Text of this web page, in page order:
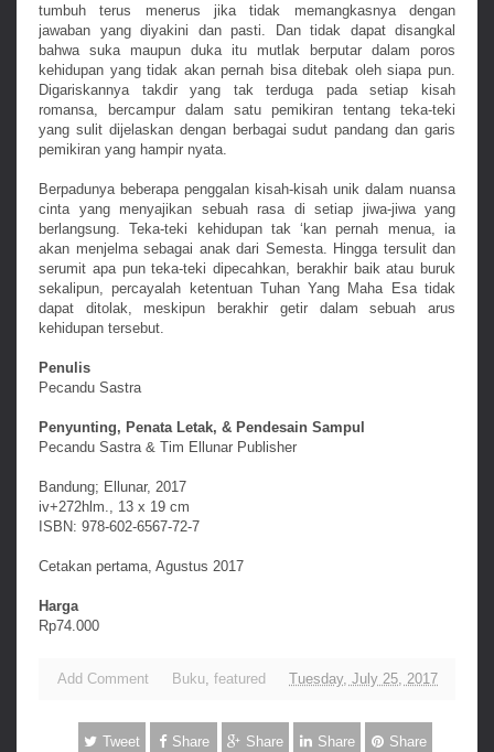
tumbuh terus menerus jika tidak memangkasnya dengan
jawaban yang diyakini dan pasti. Dan tidak dapat disangkal
bahwa suka maupun duka itu mutlak berputar dalam poros
kehidupan yang tidak akan pernah bisa ditebak oleh siapa pun.
Digariskannya takdir yang tak terduga pada setiap kisah
romansa, bercampur dalam satu pemikiran tentang teka-teki
yang sulit dijelaskan dengan berbagai sudut pandang dan garis
pemikiran yang hampir nyata.
Berpadunya beberapa penggalan kisah-kisah unik dalam nuansa
cinta yang menyajikan sebuah rasa di setiap jiwa-jiwa yang
berlangsung. Teka-teki kehidupan tak ‘kan pernah menua, ia
akan menjelma sebagai anak dari Semesta. Hingga tersulit dan
serumit apa pun teka-teki dipecahkan, berakhir baik atau buruk
sekalipun, percayalah ketentuan Tuhan Yang Maha Esa tidak
dapat ditolak, meskipun berakhir getir dalam sebuah arus
kehidupan tersebut.
Penulis
Pecandu Sastra
Penyunting, Penata Letak, & Pendesain Sampul
Pecandu Sastra & Tim Ellunar Publisher
Bandung; Ellunar, 2017
iv+272hlm., 13 x 19 cm
ISBN: 978-602-6567-72-7
Cetakan pertama, Agustus 2017
Harga
Rp74.000
Add Comment Buku featured Tuesday, July 25, 2017
Tweet Share Share Share Share